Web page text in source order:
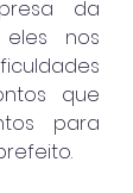
da
nos
que
para